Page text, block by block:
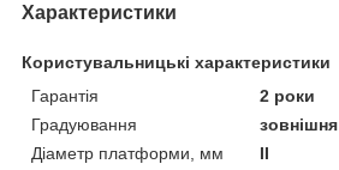
Характеристики
Користувальницькі характеристики
Гарантія
2 роки
Градуювання
зовнішня
Діаметр платформи, мм
ІІ